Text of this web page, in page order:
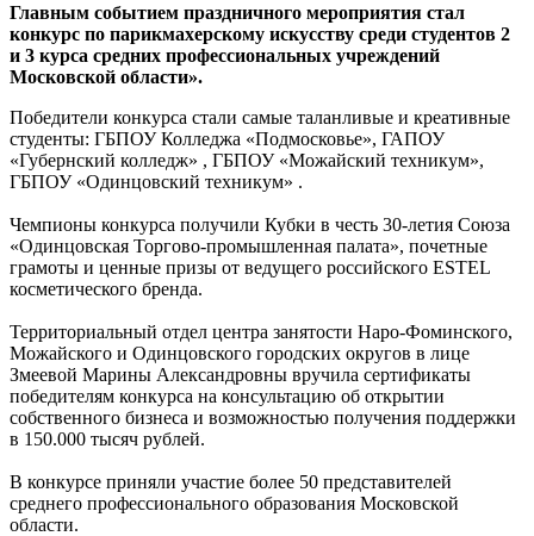
Главным событием праздничного мероприятия стал
конкурс по парикмахерскому искусству среди студентов 2
и 3 курса средних профессиональных учреждений
Московской области».
Победители конкурса стали самые таланливые и креативные
студенты: ГБПОУ Колледжа «Подмосковье», ГАПОУ
«Губернский колледж» , ГБПОУ «Можайский техникум»,
ГБПОУ «Одинцовский техникум» .
Чемпионы конкурса получили Кубки в честь 30-летия Союза
«Одинцовская Торгово-промышленная палата», почетные
грамоты и ценные призы от ведущего российского ESTEL
косметического бренда.
Территориальный отдел центра занятости Наро-Фоминского,
Можайского и Одинцовского городских округов в лице
Змеевой Марины Александровны вручила сертификаты
победителям конкурса на консультацию об открытии
собственного бизнеса и возможностью получения поддержки
в 150.000 тысяч рублей.
В конкурсе приняли участие более 50 представителей
среднего профессионального образования Московской
области.